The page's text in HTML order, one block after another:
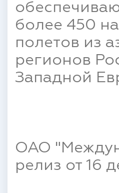
более 450
полетов из
регионов
Западной
ОАО
релиз от 16